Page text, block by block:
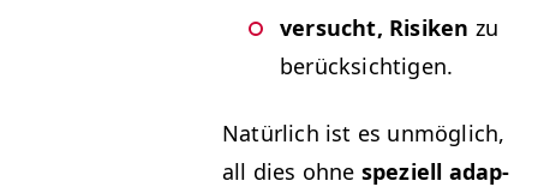
ver­sucht, Risiken zu
berücksichtigen.
Natür­lich ist es unmöglich,
all dies ohne speziell adap­